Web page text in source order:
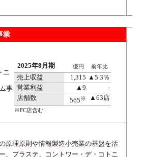
業
ニ
事
2025年8月期 億円 前年比
売上収益 1,315 ▲5.3％
営業利益
▲9
-
店舗数
565※ ▲63店
※FC店含む
原理原則や情報製造小売業の基盤を活
、プラステ、コントワー・デ・コトニ